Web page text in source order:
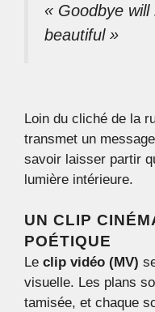
« Goodbye will
beautiful »
Loin du cliché de la
transmet un
savoir laisser partir
lumière intérieure.
UN CLIP
POÉTIQUE
Le clip vidéo (MV)
visuelle. Les plans
tamisée, et chaque